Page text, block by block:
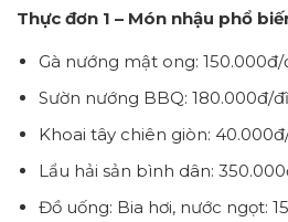
Thực đơn 1 – Món nhậu phổ
Gà nướng mật ong: 150.000đ/
Sườn nướng BBQ: 180.000đ/
Khoai tây chiên giòn:
Lẩu hải sản bình dân:
Đồ uống: Bia hơi, nước ngọt: